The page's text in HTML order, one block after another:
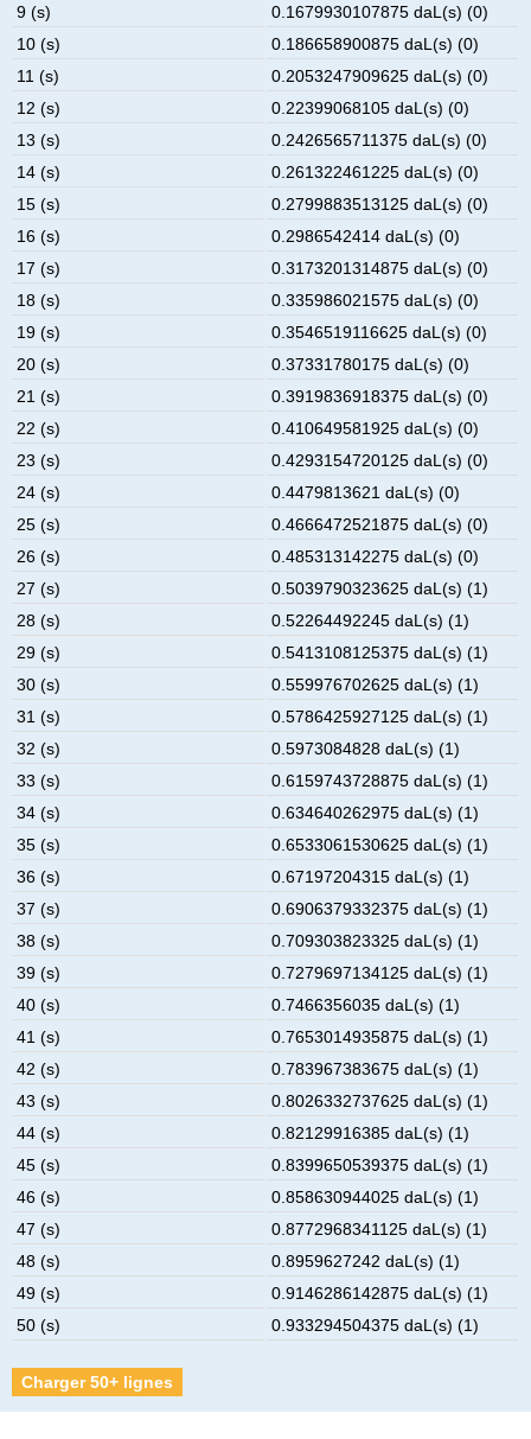
9 (s)
0.1679930107875 daL(s) (0)
10 (s)
0.186658900875 daL(s) (0)
11 (s)
0.2053247909625 daL(s) (0)
12 (s)
0.22399068105 daL(s) (0)
13 (s)
0.2426565711375 daL(s) (0)
14 (s)
0.261322461225 daL(s) (0)
15 (s)
0.2799883513125 daL(s) (0)
16 (s)
0.2986542414 daL(s) (0)
17 (s)
0.3173201314875 daL(s) (0)
18 (s)
0.335986021575 daL(s) (0)
19 (s)
0.3546519116625 daL(s) (0)
20 (s)
0.37331780175 daL(s) (0)
21 (s)
0.3919836918375 daL(s) (0)
22 (s)
0.410649581925 daL(s) (0)
23 (s)
0.4293154720125 daL(s) (0)
24 (s)
0.4479813621 daL(s) (0)
25 (s)
0.4666472521875 daL(s) (0)
26 (s)
0.485313142275 daL(s) (0)
27 (s)
0.5039790323625 daL(s) (1)
28 (s)
0.52264492245 daL(s) (1)
29 (s)
0.5413108125375 daL(s) (1)
30 (s)
0.559976702625 daL(s) (1)
31 (s)
0.5786425927125 daL(s) (1)
32 (s)
0.5973084828 daL(s) (1)
33 (s)
0.6159743728875 daL(s) (1)
34 (s)
0.634640262975 daL(s) (1)
35 (s)
0.6533061530625 daL(s) (1)
36 (s)
0.67197204315 daL(s) (1)
37 (s)
0.6906379332375 daL(s) (1)
38 (s)
0.709303823325 daL(s) (1)
39 (s)
0.7279697134125 daL(s) (1)
40 (s)
0.7466356035 daL(s) (1)
41 (s)
0.7653014935875 daL(s) (1)
42 (s)
0.783967383675 daL(s) (1)
43 (s)
0.8026332737625 daL(s) (1)
44 (s)
0.82129916385 daL(s) (1)
45 (s)
0.8399650539375 daL(s) (1)
46 (s)
0.858630944025 daL(s) (1)
47 (s)
0.8772968341125 daL(s) (1)
48 (s)
0.8959627242 daL(s) (1)
49 (s)
0.9146286142875 daL(s) (1)
50 (s)
0.933294504375 daL(s) (1)
Charger 50+ lignes